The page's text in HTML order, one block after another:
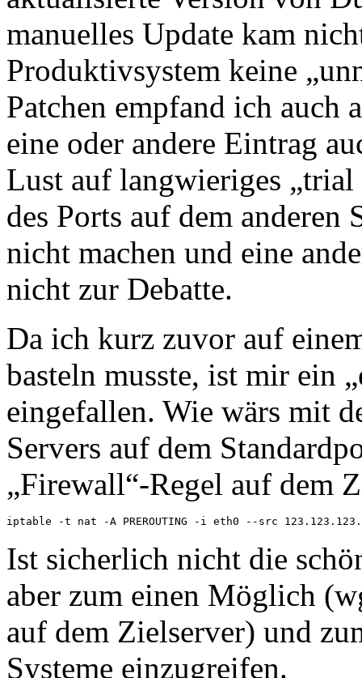
manuelles Update kam
Produktivsystem keine
Patchen empfand ich auch
eine oder andere Eintrag
Lust auf langwieriges
des Ports auf dem
nicht machen und eine
nicht zur Debatte.
Da ich kurz zuvor auf
basteln musste, ist mir ein
eingefallen. Wie wärs mit
Servers auf dem
„Firewall“-Regel auf dem
iptable -t nat -A PREROUTING -i eth0 --src
Ist sicherlich nicht die
aber zum einen Möglich
auf dem Zielserver) und
Systeme einzugreifen.